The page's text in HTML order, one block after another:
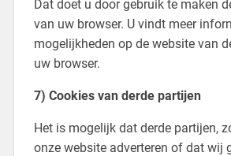
Dat doet u door gebruik te maken
van uw browser. U vindt meer
mogelijkheden op de website van
uw browser.
7) Cookies van derde partijen
Het is mogelijk dat derde partijen,
onze website adverteren of dat wij